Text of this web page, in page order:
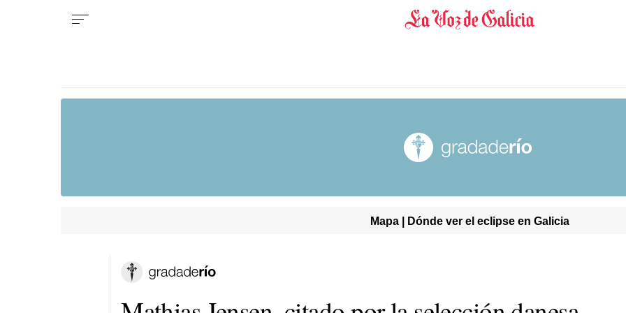
Mapa | Dónde ver el eclipse en Galicia